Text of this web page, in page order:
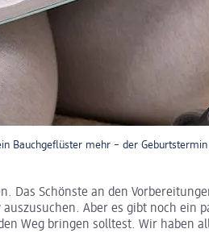
Bauchgeflüster mehr – der
Das Schönste an den
Aber es gibt noch ein
Weg bringen solltest. Wir haben